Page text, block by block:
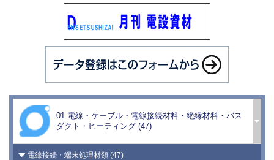
01.電線・ケーブル・電線接続材料・絶縁材料・バス
ダクト・ヒーティング (47)
高難燃光ファイバケーブル類 (0)
無機絶縁ケーブル類 (0)
光ケーブル類 (15)
エコ光ケーブル類 (2)
複合ケーブル (6)
特殊電線・ケーブル類 (42)
電線接続・端末処理材類 (47)